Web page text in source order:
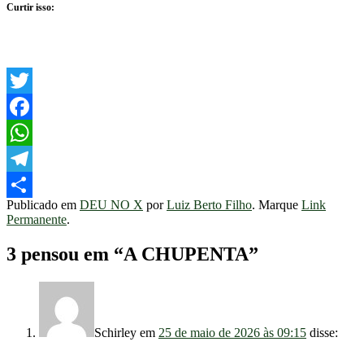
Curtir isso:
Twitter
Facebook
WhatsApp
Telegram
Share
Publicado em DEU NO X porLuiz Berto Filho. Marque Link
Permanente.
3 pensou em “A CHUPENTA”
Schirley em 25 de maio de 2026 às 09:15 disse: